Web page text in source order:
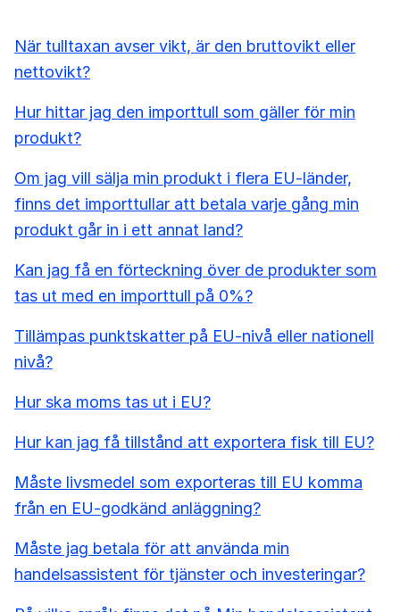
När tulltaxan avser vikt, är den bruttovikt eller
nettovikt?
Hur hittar jag den importtull som gäller för min
produkt?
Om jag vill sälja min produkt i flera EU-länder,
finns det importtullar att betala varje gång min
produkt går in i ett annat land?
Kan jag få en förteckning över de produkter som
tas ut med en importtull på 0%?
Tillämpas punktskatter på EU-nivå eller nationell
nivå?
Hur ska moms tas ut i EU?
Hur kan jag få tillstånd att exportera fisk till EU?
Måste livsmedel som exporteras till EU komma
från en EU-godkänd anläggning?
Måste jag betala för att använda min
handelsassistent för tjänster och investeringar?